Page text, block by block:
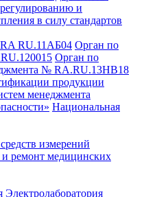
и
в силу стандартов
RU.11АБ04 Орган по
Орган по
№ RA.RU.13HB18
продукции
менеджмента
Национальная
измерений
и ремонт медицинских
Электролаборатория